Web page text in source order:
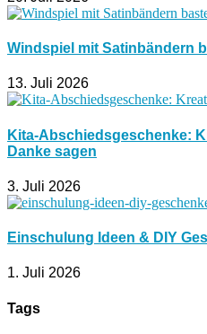
Windspiel mit Satinbändern
13. Juli 2026
Kita-Abschiedsgeschenke:
Danke sagen
3. Juli 2026
Einschulung Ideen & DIY
1. Juli 2026
Tags